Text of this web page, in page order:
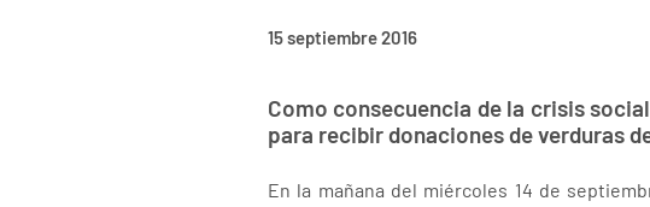
15 septiembre 2016
Como consecuencia de la crisis
para recibir donaciones de verduras
En la mañana del miércoles 14 de